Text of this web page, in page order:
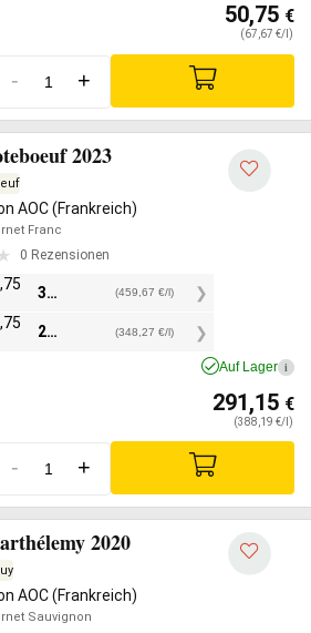
50,75 €
(67,67 €/l)
- +
2023
AOC (Frankreich)
Franc
0 Rezensionen
344,75 (459,67 €/l)
261,21 (348,27 €/l)
Auf Lager i
291,15 €
(388,19 €/l)
- +
2020
AOC (Frankreich)
Sauvignon